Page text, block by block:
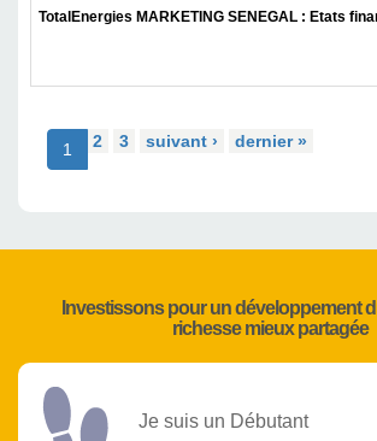
TotalEnergies MARKETING SENEGAL : Etats
1 2 3 suivant › dernier »
Investissons pour un développement
richesse mieux partagée
Je suis un Débutant